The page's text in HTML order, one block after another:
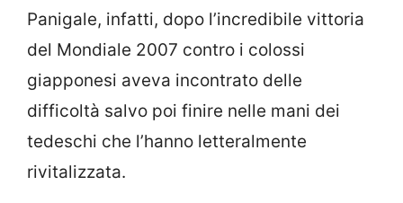
Panigale, infatti, dopo l’incredibile vittoria
del Mondiale 2007 contro i colossi
giapponesi aveva incontrato delle
difficoltà salvo poi finire nelle mani dei
tedeschi che l’hanno letteralmente
rivitalizzata.